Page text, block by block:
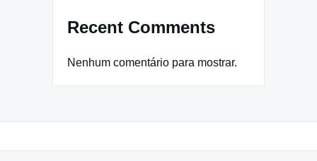
Recent Comments
Nenhum comentário para mostrar.